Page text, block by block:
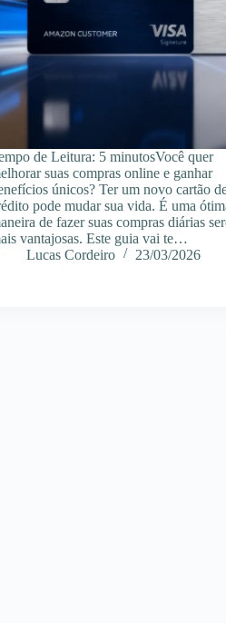
de Leitura: 5 minutosVocê quer
suas compras online e ganhar
únicos? Ter um novo cartão
pode mudar sua vida. É uma
de fazer suas compras diárias
vantajosas. Este guia vai te…
Lucas Cordeiro
23/03/2026